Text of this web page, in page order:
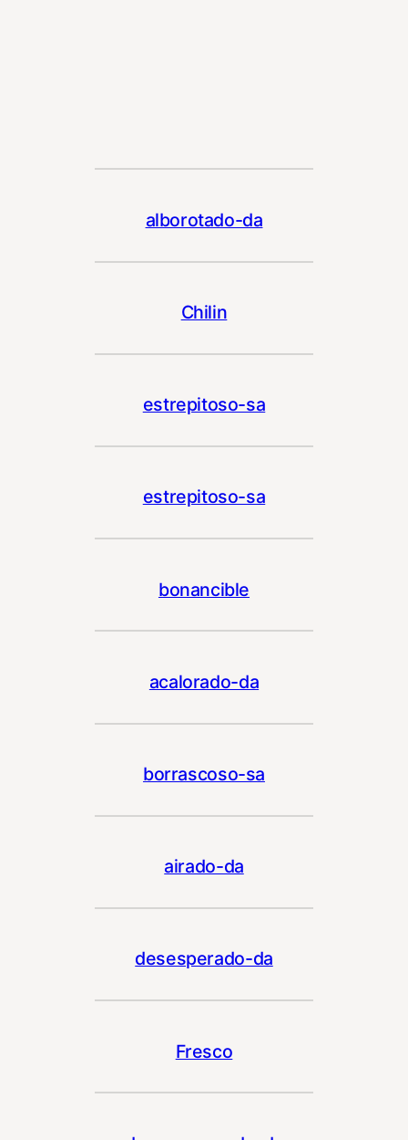
alborotado-da
Chilin
estrepitoso-sa
estrepitoso-sa
bonancible
acalorado-da
borrascoso-sa
airado-da
desesperado-da
Fresco